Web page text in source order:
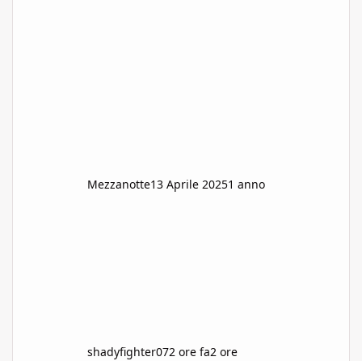
Mezzanotte13 Aprile 20251 anno
shadyfighter072 ore fa2 ore